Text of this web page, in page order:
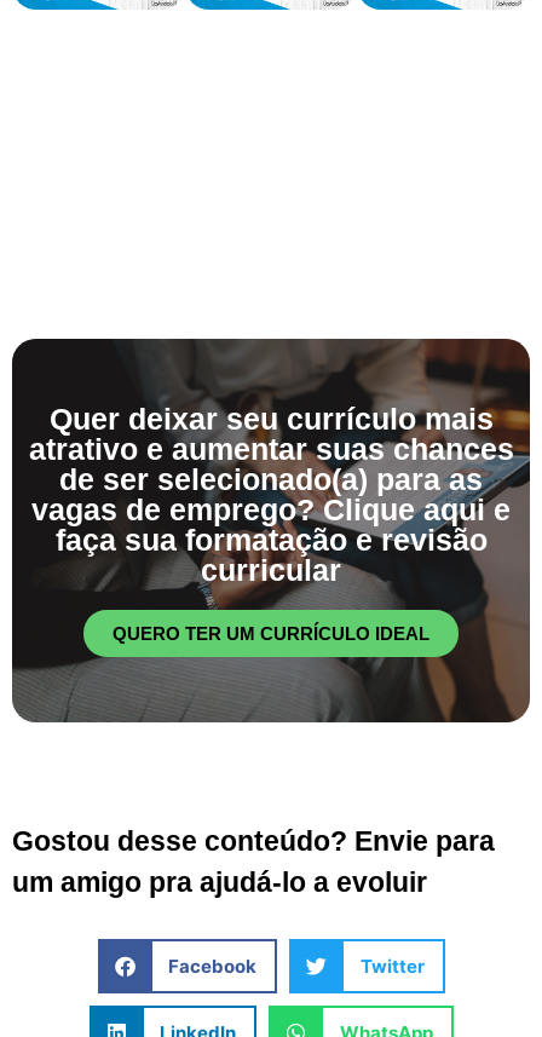
Quer deixar seu currículo mais
atrativo e aumentar suas chances
de ser selecionado(a) para as
vagas de emprego? Clique aqui e
faça sua formatação e revisão
curricular
QUERO TER UM CURRÍCULO IDEAL
Gostou desse conteúdo? Envie para
um amigo pra ajudá-lo a evoluir
Facebook Twitter
LinkedIn WhatsApp